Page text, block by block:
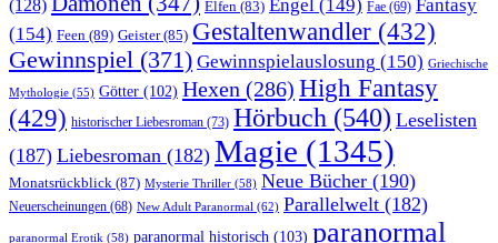
(128)
Elfen (83) Engel (149) Fae (69) Fantasy
(154) Feen (89) Geister(85) Gestaltenwandler (432)
Gewinnspiel (371) Gewinnspielauslosung (150) Griechische
Mythologie (55) Götter (102) Hexen (286) High Fantasy
(429) historischer Liebesroman (73) Hörbuch (540) Leselisten
(187) Liebesroman (182) Magie (1345)
Monatsrückblick (87) Mysterie Thriller (58) Neue Bücher (190)
Neuerscheinungen (68) New Adult Paranormal (62) Parallelwelt (182)
paranormal Erotik (58) paranormal historisch (103) paranormal